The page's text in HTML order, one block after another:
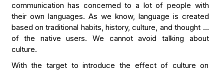
communication has concerned to a lot of people with
their own languages. As we know, language is created
based on traditional habits, history, culture, and thought …
of the native users. We cannot avoid talking about
culture.
With the target to introduce the effect of culture on